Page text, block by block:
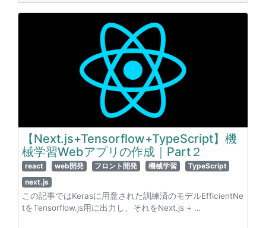
【Next.js+Tensorflow+TypeScript】機
械学習Webアプリの作成｜Part２
react web開発 フロント開発 機械学習
TypeScript
next.js
この記事ではKerasに用意された訓練済のモデルEfficientNe
tをTensorflow.js用に出力し、それをNext.js + …